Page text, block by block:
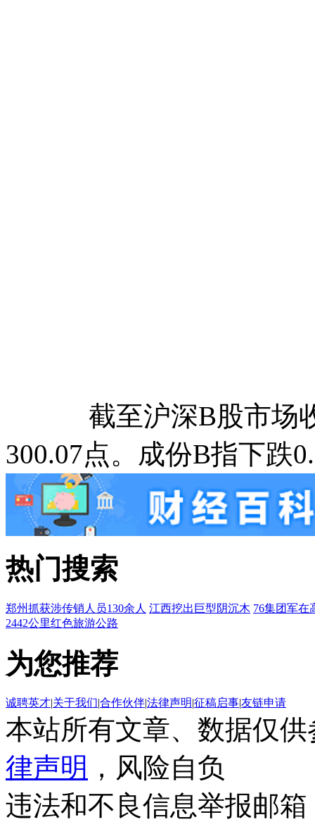
截至沪深B股市场收
300.07点。成份B指下跌
热门搜索
郑州抓获涉传销人员130余人 江西挖出巨型阴沉木 76集团军在
2442公里红色旅游公路
为您推荐
诚聘英才|关于我们|合作伙伴|法律声明|征稿启事|友链申请
本站所有文章、数据仅
律声明 ，风险自负
违法和不良信息举报邮箱